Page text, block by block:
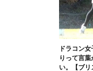
ドラコン
りって言
い。【ブリ